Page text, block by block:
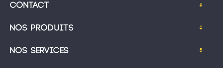
Contact
Nos produits
Nos services